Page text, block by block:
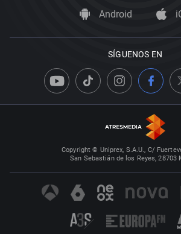
Android
SÍGUENOS EN
Copyright © Uniprex, S.A.U., C/
San Sebastián de los Reyes, 28703